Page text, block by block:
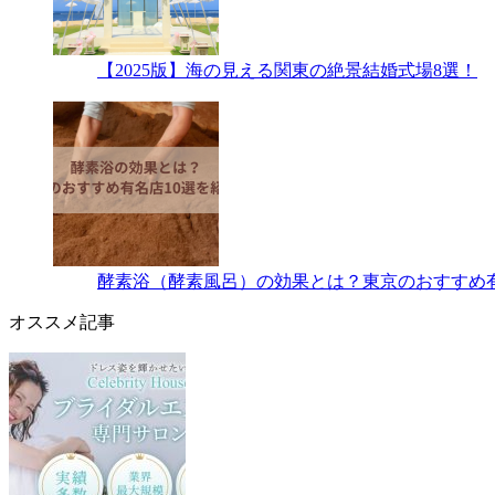
【2025版】海の見える関東の絶景結婚式場8選！
酵素浴（酵素風呂）の効果とは？東京のおすすめ
オススメ記事